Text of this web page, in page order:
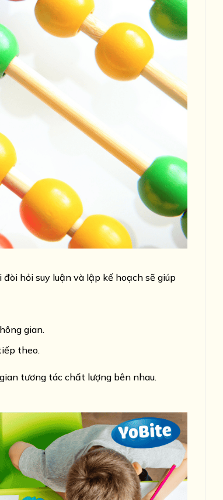
hỏi suy luận và lập kế hoạch sẽ giúp
gian.
theo.
tương tác chất lượng bên nhau.